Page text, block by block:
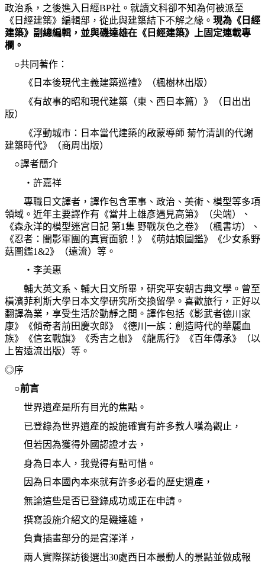
政治系，之後進入日經BP社。就讀文科卻不知為何被派至
《日經建築》編輯部，從此與建築結下不解之緣。 現為《日經
建築》副總編輯，並與磯達雄在《日經建築》上固定連載專
欄。
○共同著作：
《日本後現代主義建築巡禮》（楓樹林出版）
《有故事的昭和現代建築（東、西日本篇）》（日出出
版）
《浮動城市：日本當代建築的啟蒙導師 菊竹清訓的代謝
建築時代》（商周出版）
○譯者簡介
‧許嘉祥
專職日文譯者，譯作包含軍事、政治、美術、模型等多項
領域。近年主要譯作有《當井上雄彥遇見高第》（尖端）、
《森永洋的模型迷宮日記 第1集 野戰灰色之卷》（楓書坊）、
《忍者：闇影軍團的真實面貌！》《萌姑娘圖鑑》《少女系野
菇圖鑑1&2》（遠流）等。
‧李美惠
輔大英文系、輔大日文所畢，研究平安朝古典文學。曾至
橫濱菲利斯大學日本文學研究所交換留學。喜歡旅行，正好以
翻譯為業，享受生活於動靜之間。譯作包括《影武者德川家
康》《傾奇者前田慶次郎》《德川一族：創造時代的華麗血
族》《信玄戰旗》《秀吉之枷》《龍馬行》《百年傳承》（以
上皆遠流出版）等。
◎序
○前言
世界遺產是所有目光的焦點。
已登錄為世界遺產的設施確實有許多教人嘆為觀止，
但若因為獲得外國認證才去，
身為日本人，我覺得有點可惜。
因為日本國內本來就有許多必看的歷史遺產，
無論這些是否已登錄成功或正在申請。
撰寫設施介紹文的是磯達雄，
負責插畫部分的是宮澤洋，
兩人實際探訪後選出30處西日本最動人的景點並做成報